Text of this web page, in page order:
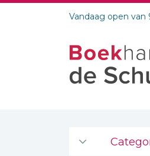
Vandaag open van